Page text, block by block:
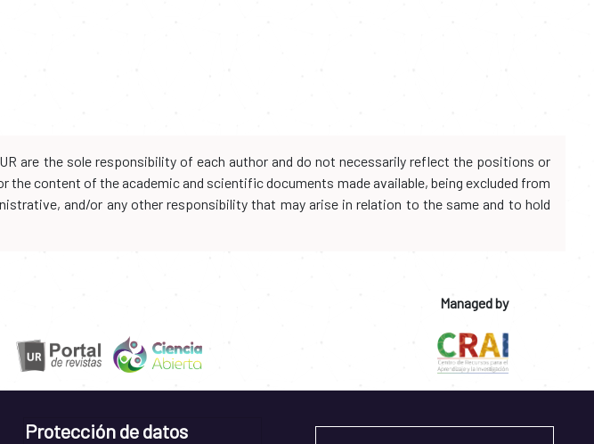
are the sole responsibility of each author and do not necessarily reflect the positions or
content of the academic and scientific documents made available, being excluded from
and/or any other responsibility that may arise in relation to the same and to hold
Managed by
Protección de datos